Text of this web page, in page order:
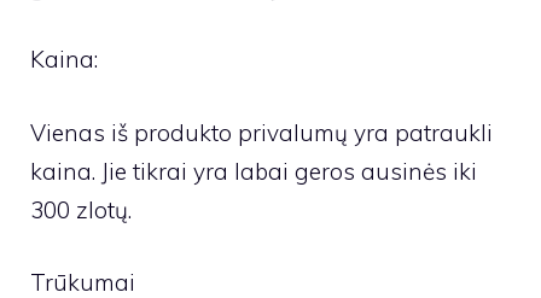
Kaina:
Vienas iš produkto privalumų yra patraukli
kaina. Jie tikrai yra labai geros ausinės iki
300 zlotų.
Trūkumai